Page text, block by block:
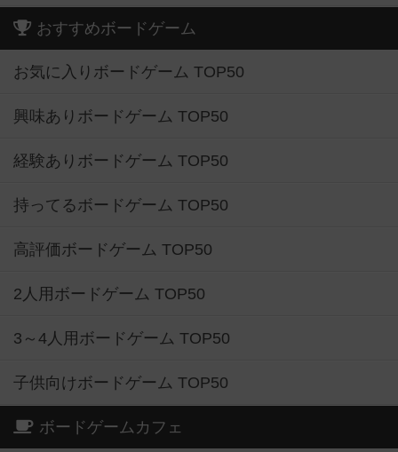
おすすめボードゲーム
お気に入りボードゲーム TOP50
興味ありボードゲーム TOP50
経験ありボードゲーム TOP50
持ってるボードゲーム TOP50
高評価ボードゲーム TOP50
2人用ボードゲーム TOP50
3～4人用ボードゲーム TOP50
子供向けボードゲーム TOP50
ボードゲームカフェ